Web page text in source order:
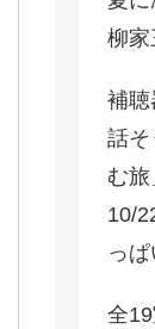
柳家
補
話そ
む
10/
っ
全